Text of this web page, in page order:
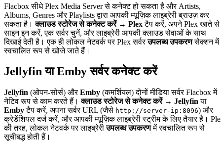
Flacbox सीधे Plex Media Server से कनेक्ट हो सकता है और Artists,
Albums, Genres और Playlists द्वारा आपकी म्यूज़िक लाइब्रेरी ब्राउज़ कर
सकता है।क्लाउड स्टोरेज से कनेक्ट करें → Plexटैप करें, अपने Plex खाते से
साइन इन करें, एक सर्वर चुनें, और लाइब्रेरी आपकी क्लाउड सेवाओं के साथ
दिखाई देती है। एक ही लोकल नेटवर्क पर Plex सर्वरउपलब्ध उपकरणसेक्शन में
स्वचालित रूप से खोजे जाते हैं।
Jellyfin या Emby सर्वर कनेक्ट करें
Jellyfin (ओपन-सोर्स) औरEmby (कमर्शियल) दोनों मीडिया सर्वर Flacbox में
नेटिव रूप से काम करते हैं।क्लाउड स्टोरेज से कनेक्ट करें → Jellyfin या
Embyटैप करें, अपना सर्वर URL (जैसे http://server-ip:8096) और
क्रेडेंशियल दर्ज करें, और आपकी म्यूज़िक लाइब्रेरी स्ट्रीम के लिए तैयार है।
की तरह, लोकल नेटवर्क पर लाइब्रेरीउपलब्ध उपकरणमें स्वचालित रूप से
सूचीबद्ध होती हैं।